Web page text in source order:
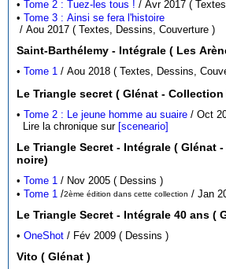
•Tome 2 : Tuez-les tous !
/ Avr
•Tome 3 : Ainsi se fera l'histoire
/ Aou 2017 ( Textes, Dessins, Couverture )
Saint-Barthélemy - Intégrale ( Les
•Tome 1 / Aou 2018 ( Textes, Dessins,
Le Triangle secret (
•Tome 2 : Le jeune homme au suaire
Lire la chronique sur [sceneario]
Le Triangle Secret - Intégrale ( Glénat - Collection Loge
noire)
•Tome 1
/ Nov 2005 ( Dessins )
•Tome 1 /2ème édition dans cette collection
Le
•OneShot / Fév 2009 ( Dessins )
Vito ( Glénat )